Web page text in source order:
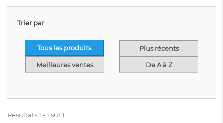
Trier par
Tous les produits Plus récents
Meilleures ventes De A à Z
Résultats 1 - 1 sur 1.